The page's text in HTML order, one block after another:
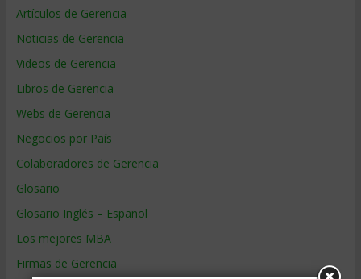
Artículos de Gerencia
Noticias de Gerencia
Videos de Gerencia
Libros de Gerencia
Webs de Gerencia
Negocios por País
Colaboradores de Gerencia
Glosario
Glosario Inglés – Español
Los mejores MBA
Firmas de Gerencia